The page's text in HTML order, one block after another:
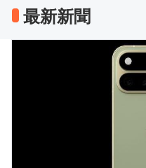
最新新聞